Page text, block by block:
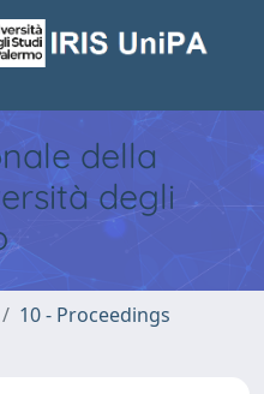
della
degli
10 - Proceedings